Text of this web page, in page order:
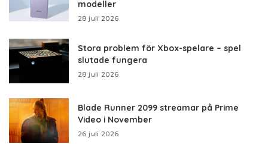
modeller
28 juli 2026
Stora problem för Xbox-spelare – spel
slutade fungera
28 juli 2026
Blade Runner 2099 streamar på Prime
Video i November
26 juli 2026